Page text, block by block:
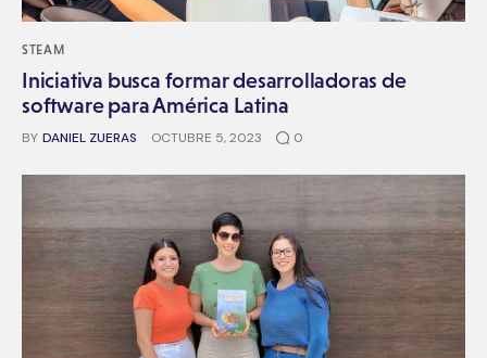
STEAM
Iniciativa busca formar desarrolladoras de
software para América Latina
BY DANIEL ZUERAS OCTUBRE 5, 2023 0